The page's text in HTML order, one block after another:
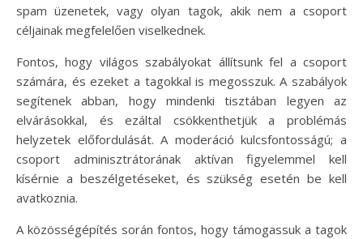
spam üzenetek, vagy olyan tagok, akik nem a csoport
céljainak megfelelően viselkednek.
Fontos, hogy világos szabályokat állítsunk fel a csoport
számára, és ezeket a tagokkal is megosszuk. A szabályok
segítenek abban, hogy mindenki tisztában legyen az
elvárásokkal, és ezáltal csökkenthetjük a problémás
helyzetek előfordulását. A moderáció kulcsfontosságú; a
csoport adminisztrátorának aktívan figyelemmel kell
kísérnie a beszélgetéseket, és szükség esetén be kell
avatkoznia.
A közösségépítés során fontos, hogy támogassuk a tagok